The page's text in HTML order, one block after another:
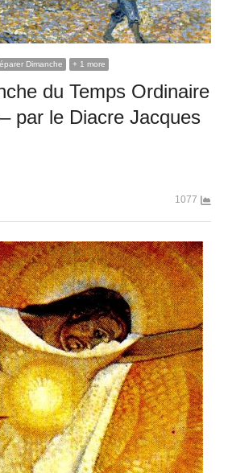
Dimanche + 1 more
du Temps Ordinaire
par le Diacre Jacques
1077